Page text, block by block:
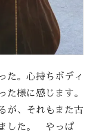
た。心持ちボディ
た様に感じます。
が、それもまた古
した。 やっぱ